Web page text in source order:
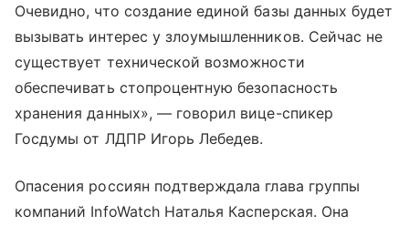
Очевидно, что создание единой базы данных будет
вызывать интерес у злоумышленников. Сейчас не
существует технической возможности
обеспечивать стопроцентную безопасность
хранения данных», — говорил вице-спикер
Госдумы от ЛДПР Игорь Лебедев.
Опасения россиян подтверждала глава группы
компаний InfoWatch Наталья Касперская. Она